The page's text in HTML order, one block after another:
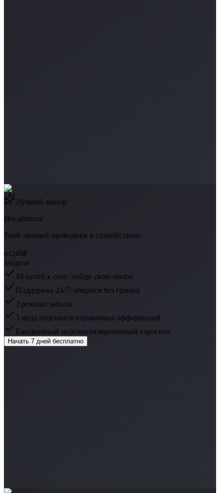
Лучший выбор
Инсайтолог
Твой личный проводник к спокойствию
от249₽
/неделя
10 путей к себе: найди свою опору
Поддержка 24/7: общайся без границ
3 режима заботы
3 вида персонализированных аффирмаций
Ежедневный персонализированный гороскоп
Начать 7 дней бесплатно